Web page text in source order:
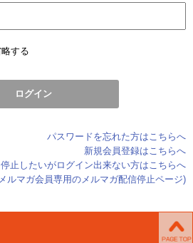
する
パスワードを忘れた方はこちらへ
新規会員登録はこちらへ
止したいがログイン出来ない方はこちらへ
ルマガ会員専用のメルマガ配信停止ページ)